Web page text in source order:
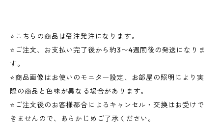
⭐️こちらの商品は受注発注になります。
⭐️ご注文、お支払い完了後から約3〜4週間後の発送になりま
す。
⭐️商品画像はお使いのモニター設定、お部屋の照明により実
際の商品と色味が異なる場合があります。
⭐️ご注文後のお客様都合によるキャンセル・交換はお受けで
きませんので、あらかじめご了承ください。